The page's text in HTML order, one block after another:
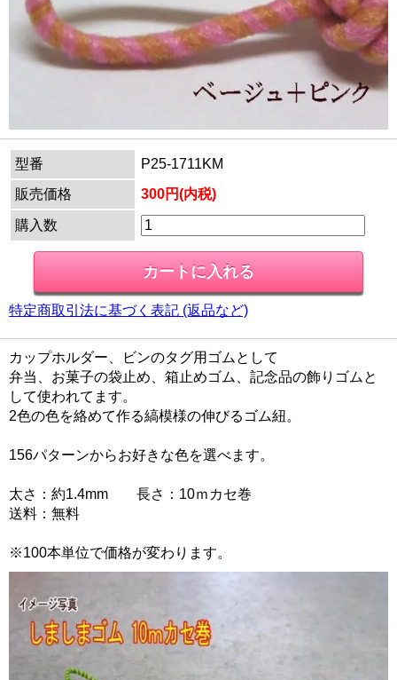
型番
P25-1711KM
販売価格
300円(内税)
購入数
特定商取引法に基づく表記 (返品など)
カップホルダー、ビンのタグ用ゴムとして
弁当、お菓子の袋止め、箱止めゴム、記念品の飾りゴムと
して使われてます。
2色の色を絡めて作る縞模様の伸びるゴム紐。
156パターンからお好きな色を選べます。
太さ：約1.4mm 長さ：10ｍカセ巻
送料：無料
※100本単位で価格が変わります。